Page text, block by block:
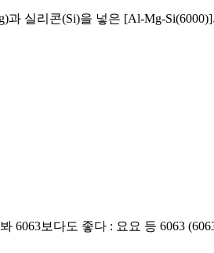
실리콘(Si)을 넣은 [Al-Mg-
6063보다도 좋다 : 요요 등 6063